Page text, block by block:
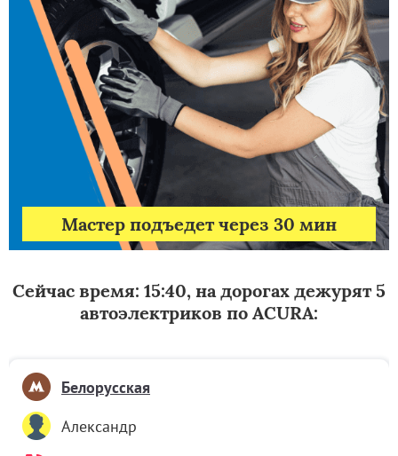
Мастер подъедет через 30 мин
Сейчас время: 15:40, на дорогах дежурят 5
автоэлектриков по ACURA:
Белорусская
Александр